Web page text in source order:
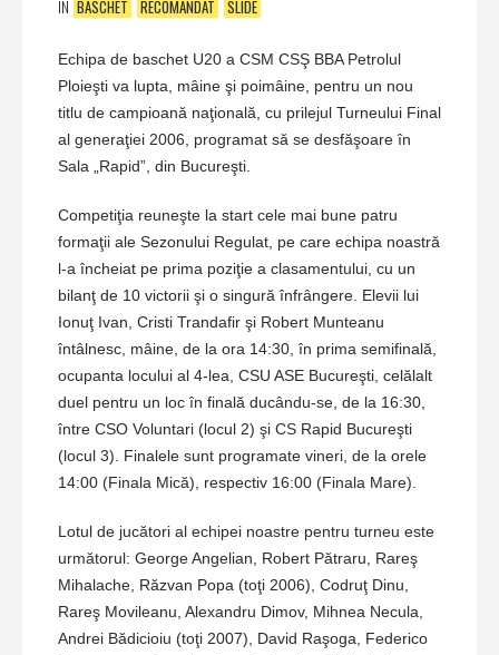
IN BASCHET RECOMANDAT SLIDE
Echipa de baschet U20 a CSM CSŞ BBA Petrolul
Ploieşti va lupta, mâine şi poimâine, pentru un nou
titlu de campioană naţională, cu prilejul Turneului Final
al generaţiei 2006, programat să se desfăşoare în
Sala „Rapid”, din Bucureşti.
Competiţia reuneşte la start cele mai bune patru
formaţii ale Sezonului Regulat, pe care echipa noastră
l-a încheiat pe prima poziţie a clasamentului, cu un
bilanţ de 10 victorii şi o singură înfrângere. Elevii lui
Ionuţ Ivan, Cristi Trandafir şi Robert Munteanu
întâlnesc, mâine, de la ora 14:30, în prima semifinală,
ocupanta locului al 4-lea, CSU ASE Bucureşti, celălalt
duel pentru un loc în finală ducându-se, de la 16:30,
între CSO Voluntari (locul 2) şi CS Rapid Bucureşti
(locul 3). Finalele sunt programate vineri, de la orele
14:00 (Finala Mică), respectiv 16:00 (Finala Mare).
Lotul de jucători al echipei noastre pentru turneu este
următorul: George Angelian, Robert Pătraru, Rareş
Mihalache, Răzvan Popa (toţi 2006), Codruţ Dinu,
Rareş Movileanu, Alexandru Dimov, Mihnea Necula,
Andrei Bădicioiu (toţi 2007), David Raşoga, Federico